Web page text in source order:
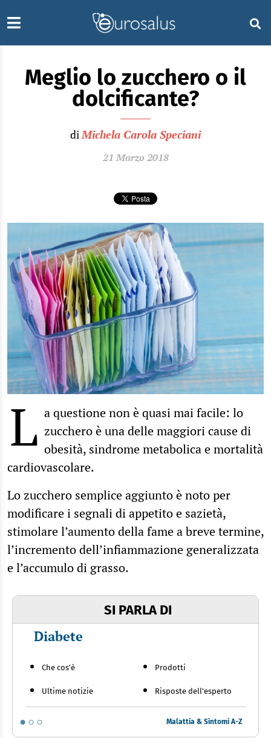
Meglio lo zucchero o il
dolcificante?
diMichela Carola Speciani
21 Marzo 2018
L a questione non è quasi mai facile: lo
zucchero è una delle maggiori cause di
obesità, sindrome metabolica e mortalità
cardiovascolare.
Lo zucchero semplice aggiunto è noto per
modificare i segnali di appetito e sazietà,
stimolare l’aumento della fame a breve termine,
l’incremento dell’infiammazione generalizzata
e l’accumulo di grasso.
SI PARLA DI
Diabete
Che cos'è
Ultime notizie
Prodotti
Risposte dell'esperto
Malattia & Sintomi A-Z